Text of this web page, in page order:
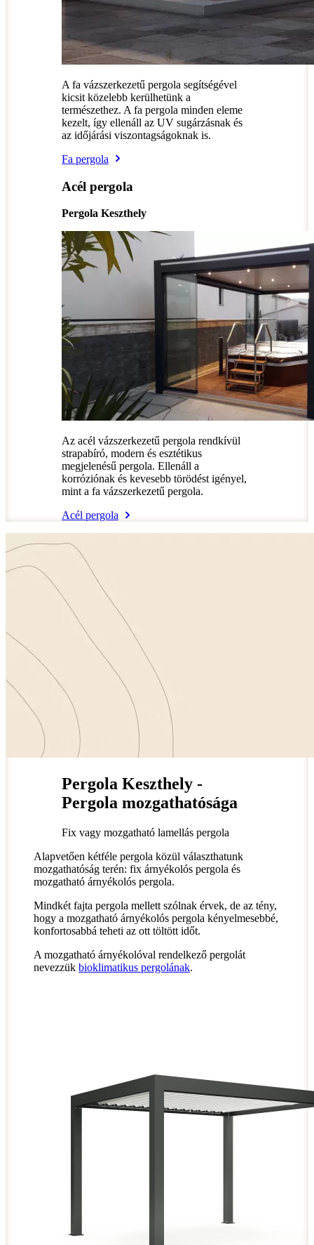
A fa vázszerkezetű pergola segítségével
kicsit közelebb kerülhetünk a
természethez. A fa pergola minden eleme
kezelt, így ellenáll az UV sugárzásnak és
az időjárási viszontagságoknak is.
Fa pergola
Acél pergola
Pergola Keszthely
Az acél vázszerkezetű pergola rendkívül
strapabíró, modern és esztétikus
megjelenésű pergola. Ellenáll a
korróziónak és kevesebb törödést igényel,
mint a fa vázszerkezetű pergola.
Acél pergola
Pergola Keszthely -
Pergola mozgathatósága
Fix vagy mozgatható lamellás pergola
Alapvetően kétféle pergola közül választhatunk
mozgathatóság terén: fix árnyékolós pergola és
mozgatható árnyékolós pergola.
Mindkét fajta pergola mellett szólnak érvek, de az tény,
hogy a mozgatható árnyékolós pergola kényelmesebbé,
konfortosabbá teheti az ott töltött időt.
A mozgatható árnyékolóval rendelkező pergolát
nevezzük bioklimatikus pergolának.